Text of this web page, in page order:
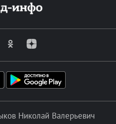
Николай Валерьевич